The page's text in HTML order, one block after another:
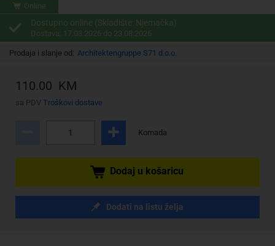
Online
Dostupno online (Skladište: Njemačka)
Dostava: 17.08.2026 do 23.08.2026
Prodaja i slanje od: Architektengruppe S71 d.o.o.
110.00 KM
sa PDV Troškovi dostave
Komada
Dodaj u košaricu
Dodati na listu želja